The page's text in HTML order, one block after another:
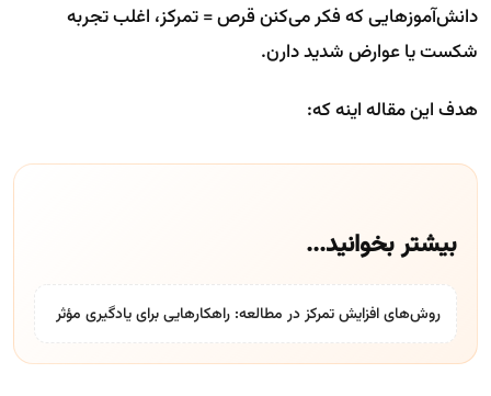
دانش‌آموزهایی که فکر می‌کنن قرص = تمرکز، اغلب تجربه
شکست یا عوارض شدید دارن.
هدف این مقاله اینه که:
بیشتر بخوانید...
روش‌های افزایش تمرکز در مطالعه: راهکارهایی برای یادگیری مؤثر